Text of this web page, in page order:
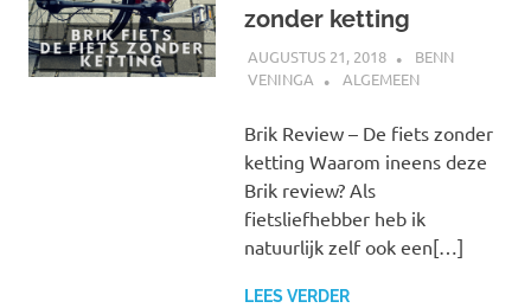
zonder ketting
AUGUSTUS 21, 2018
BENN
VENINGA
ALGEMEEN
Brik Review – De fiets zonder
ketting Waarom ineens deze
Brik review? Als
fietsliefhebber heb ik
natuurlijk zelf ook een[…]
LEES VERDER